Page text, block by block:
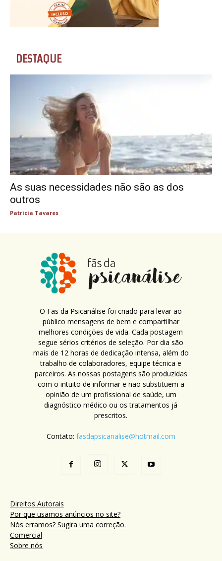
DESTAQUE
As suas necessidades não são as dos
outros
Patricia Tavares
O Fãs da Psicanálise foi criado para levar ao
público mensagens de bem e compartilhar
melhores condições de vida. Cada postagem
segue sérios critérios de seleção. Por dia são
mais de 12 horas de dedicação intensa, além do
trabalho de colaboradores, equipe técnica e
parceiros. As nossas postagens são produzidas
com o intuito de informar e não substituem a
opinião de um profissional de saúde, um
diagnóstico médico ou os tratamentos já
prescritos.
Contato: fasdapsicanalise@hotmail.com
Direitos Autorais
Por que usamos anúncios no site?
Nós erramos? Sugira uma correção.
Comercial
Sobre nós